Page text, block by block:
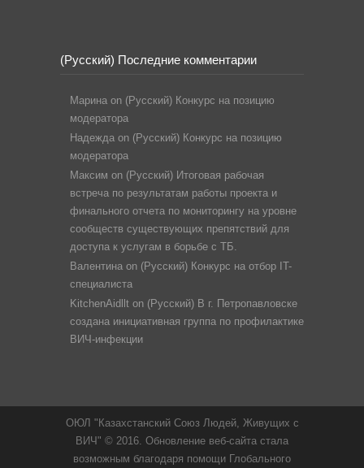
(Русский) Последние комментарии
Марина on (Русский) Конкурс на позицию
модератора
Надежда on (Русский) Конкурс на позицию
модератора
Максим on (Русский) Итоговая рабочая
встреча по результатам работы проекта и
финального отчета по мониторингу на уровне
сообществ существующих препятствий для
доступа к услугам в борьбе с ТБ.
Валентина on (Русский) Конкурс на отбор IT-
специалиста
KitchenAidllt on (Русский) В г. Петропавловске
создана инициативная группа по профилактике
ВИЧ-инфекции
ОЮЛ "Казахстанский Союз Людей, Живущих с
ВИЧ" © 2016. Обновление веб-сайта стала
возможным благодаря помощи Глобального